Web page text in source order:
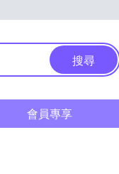
搜尋
會員專享